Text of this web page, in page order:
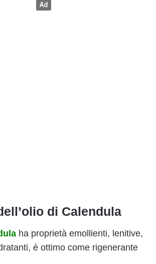
di Calendula
ha proprietà emollienti, lenitive,
è ottimo come rigenerante